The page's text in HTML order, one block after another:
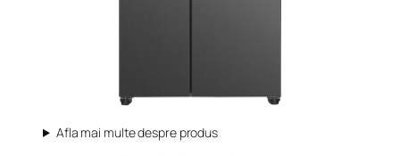
Afla mai multe despre produs